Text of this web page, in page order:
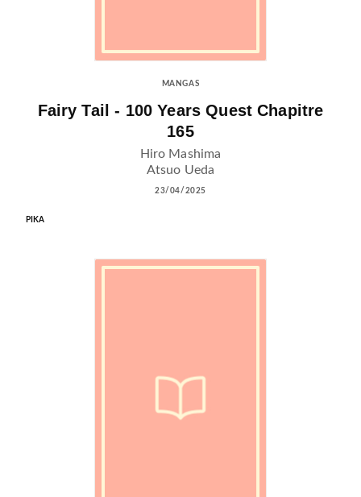
MANGAS
Fairy Tail - 100 Years Quest Chapitre
165
Hiro Mashima
Atsuo Ueda
23/04/2025
PIKA